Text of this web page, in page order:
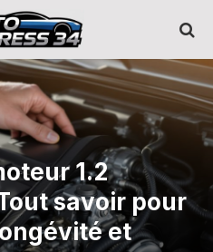
1.2
savoir pour
et